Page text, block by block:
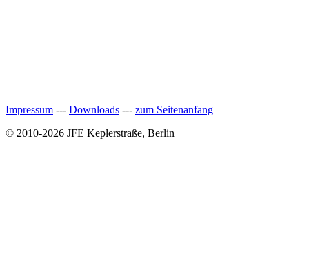
Impressum --- Downloads --- zum Seitenanfang
© 2010-2026 JFE Keplerstraße, Berlin